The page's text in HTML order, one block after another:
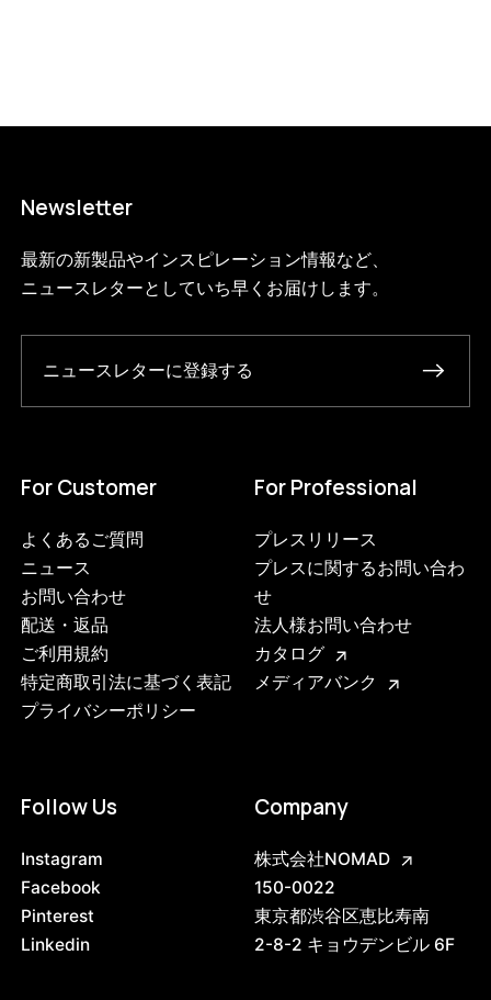
3748734271720
47408773529832
ブラック/ステンレススチール NEW
/products/shelving-system-s-200-1-b?
Newsletter
最新の新製品やインスピレーション情報など、
ニュースレターとしていち早くお届けします。
ニュースレターに登録する
For Customer
よくあるご質問
ニュース
お問い合わせ
配送・返品
ご利用規約
特定商取引法に基づく表記
プライバシーポリシー
For Professional
プレスリリース
プレスに関するお問い合わ
せ
法人様お問い合わせ
カタログ
メディアバンク
Follow Us
Instagram
Facebook
Pinterest
Linkedin
Company
株式会社NOMAD
150-0022
東京都渋谷区恵比寿南
2-8-2 キョウデンビル 6F